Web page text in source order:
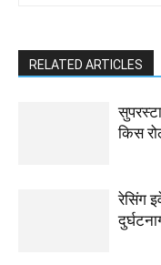
RELATED ARTICLES
किस
रेसिंग